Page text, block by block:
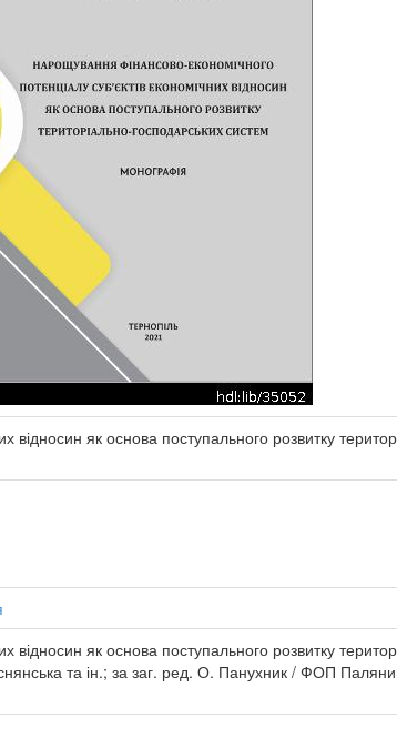
відносин як основа поступального розвитку
відносин як основа поступального розвитку
та ін.; за заг. ред. О. Панухник / ФОП